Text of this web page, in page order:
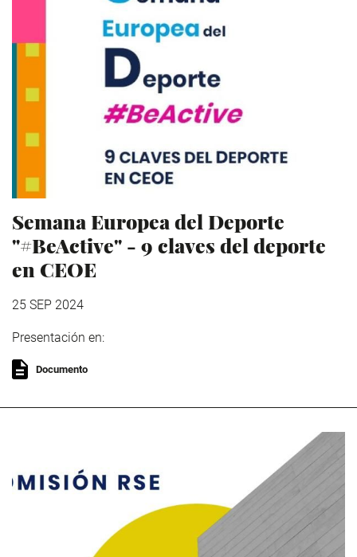
Semana Europea del Deporte
"#BeActive" - 9 claves del deporte
en CEOE
25 SEP 2024
Presentación en:
Documento